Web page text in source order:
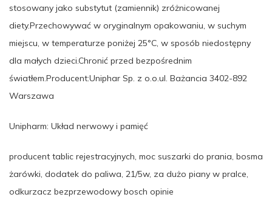
stosowany jako substytut (zamiennik) zróżnicowanej
diety.Przechowywać w oryginalnym opakowaniu, w suchym
miejscu, w temperaturze poniżej 25°C, w sposób niedostępny
dla małych dzieci.Chronić przed bezpośrednim
światłem.Producent:Uniphar Sp. z o.o.ul. Bażancia 3402-892
Warszawa
Unipharm: Układ nerwowy i pamięć
producent tablic rejestracyjnych, moc suszarki do prania, bosma
żarówki, dodatek do paliwa, 21/5w, za dużo piany w pralce,
odkurzacz bezprzewodowy bosch opinie